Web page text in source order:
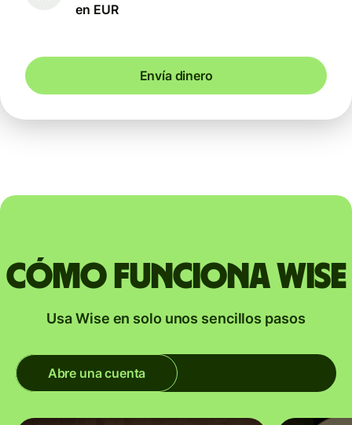
en EUR
Envía dinero
Cómo funciona Wise
Usa Wise en solo unos sencillos pasos
Abre una cuenta